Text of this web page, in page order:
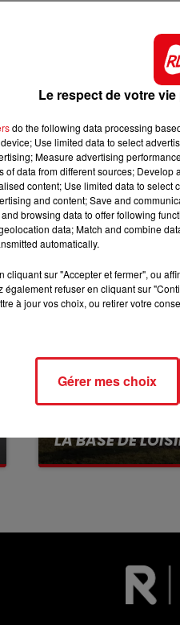
11h00
SUR UN AIR
ont été condamnés à 20
et Christopher Yvon
Aout 2017, après une
et Dylan a été
13 juillet 2026
LA BASE DE
La victime a coulé
Le respect de votre
do the following data processing
Use limited data to select
Measure advertising
of data from different sources;
content; Use limited data to select
and content; Save and
browsing data to offer following
data; Match and combine
automatically.
cliquant sur "Accepter et fermer", ou
également refuser en cliquant sur
à jour vos choix, ou retirer votre
Gérer mes choix